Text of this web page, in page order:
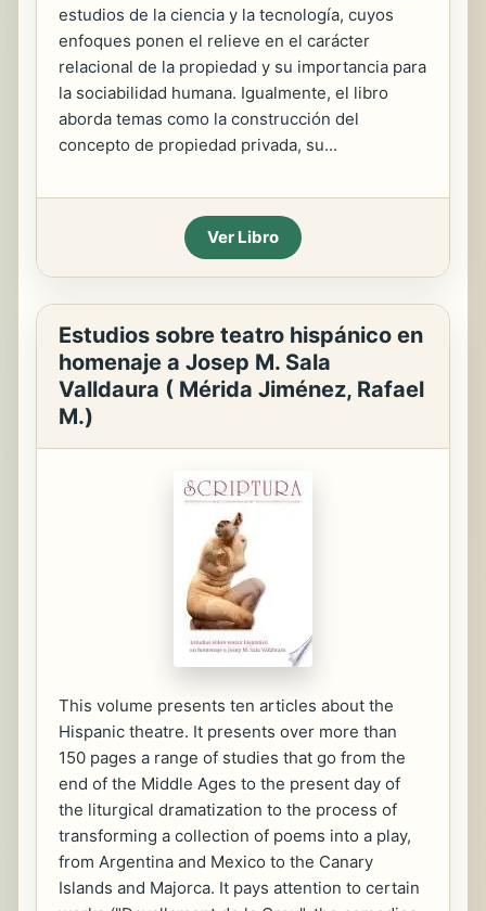
estudios de la ciencia y la tecnología, cuyos
enfoques ponen el relieve en el carácter
relacional de la propiedad y su importancia para
la sociabilidad humana. Igualmente, el libro
aborda temas como la construcción del
concepto de propiedad privada, su...
Ver Libro
Estudios sobre teatro hispánico en
homenaje a Josep M. Sala
Valldaura ( Mérida Jiménez, Rafael
M.)
This volume presents ten articles about the
Hispanic theatre. It presents over more than
150 pages a range of studies that go from the
end of the Middle Ages to the present day of
the liturgical dramatization to the process of
transforming a collection of poems into a play,
from Argentina and Mexico to the Canary
Islands and Majorca. It pays attention to certain